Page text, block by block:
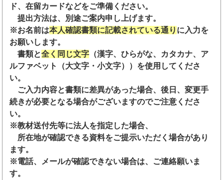
ド、在留カードなどをご準備ください。
提出方法は、別途ご案内申し上げます。
※お名前は本人確認書類に記載されている通り に入力を
お願いします。
書類と全く同じ文字 （漢字、ひらがな、カタカナ、ア
ルファベット（大文字・小文字））を使用してくださ
い。
ご入力内容と書類に差異があった場合、後日、変更手
続きが必要となる場合がございますのでご注意くださ
い。
※教材送付先等に法人を指定した場合、
所在地が確認できる資料をご提示いただく場合があり
ます。
※電話、メールが確認できない場合は、ご連絡願いま
す。